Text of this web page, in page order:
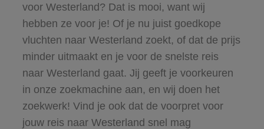
voor Westerland? Dat is mooi, want wij
hebben ze voor je! Of je nu juist goedkope
vluchten naar Westerland zoekt, of dat de prijs
minder uitmaakt en je voor de snelste reis
naar Westerland gaat. Jij geeft je voorkeuren
in onze zoekmachine aan, en wij doen het
zoekwerk! Vind je ook dat de voorpret voor
jouw reis naar Westerland snel mag